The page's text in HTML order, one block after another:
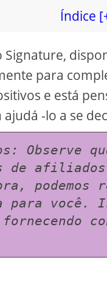
Índice
para
e está
-lo a se
Observe
podemos
para